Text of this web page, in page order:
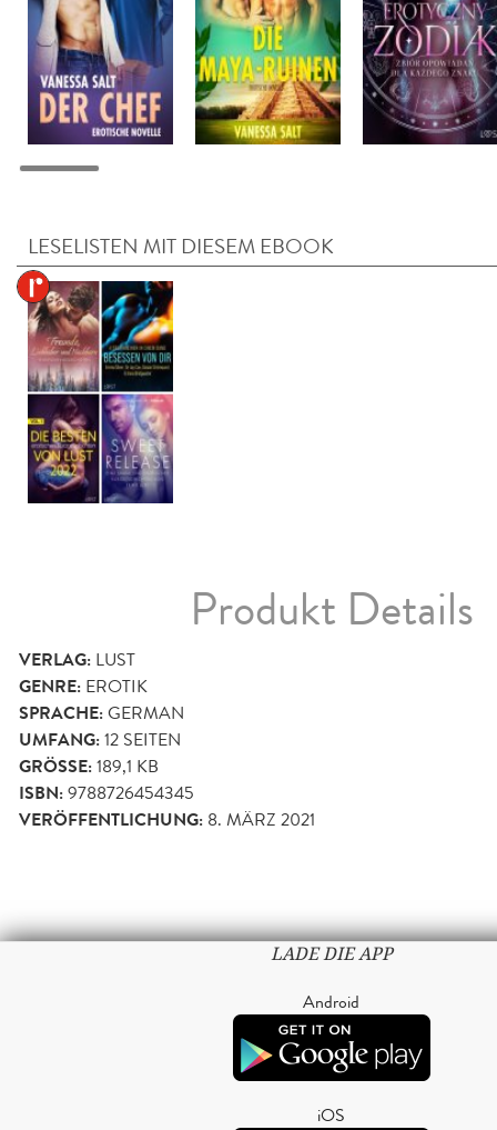
LESELISTEN MIT DIESEM EBOOK
Produkt Details
VERLAG: LUST
GENRE: EROTIK
SPRACHE:GERMAN
UMFANG:12 SEITEN
GRÖSSE: 189,1 KB
ISBN:9788726454345
VERÖFFENTLICHUNG: 8. MÄRZ 2021
LADE DIE APP
Android
iOS